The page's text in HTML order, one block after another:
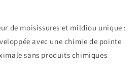
de moisissures et mildiou unique :
avec une chimie de pointe
sans produits chimiques